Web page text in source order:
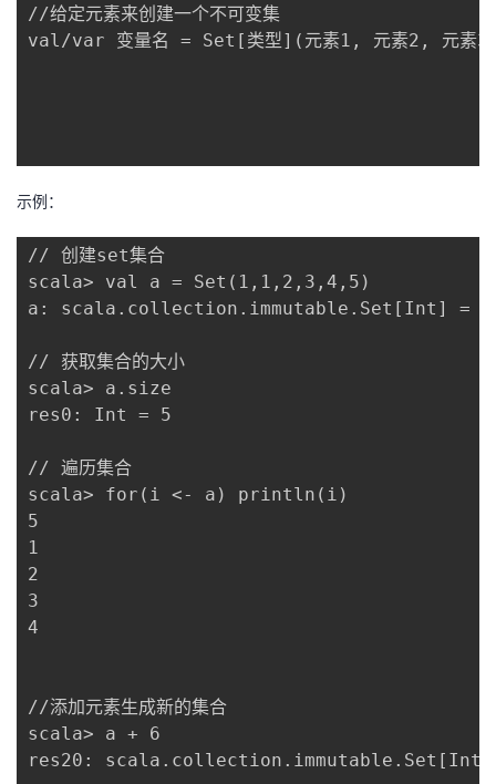
//给定元素来创建一个不可变集
val/var 变量名 = Set[类型](元素1, 元素2, 元
示例：
// 创建set集合
scala> val a = Set(1,1,2,3,4,5)
a: scala.collection.immutable.Set[Int] =
// 获取集合的大小
scala> a.size
res0: Int = 5
// 遍历集合
scala> for(i <- a) println(i)
5
1
2
3
4
//添加元素生成新的集合
scala> a + 6
res20: